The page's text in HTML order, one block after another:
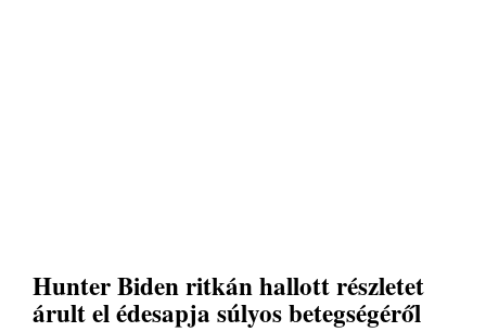
Hunter Biden ritkán hallott részletet
árult el édesapja súlyos betegségéről